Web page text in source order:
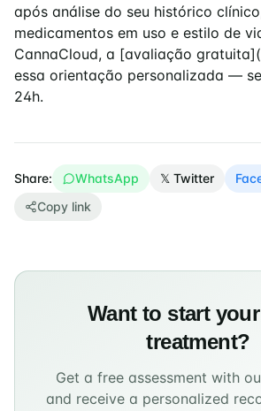
após análise do seu histórico
medicamentos em uso e estilo de
CannaCloud, a [avaliação
essa orientação personalizada —
24h.
Share: WhatsApp 𝕏 Twitter
Copy link
Want to start
treatment?
Get a free assessment with
and receive a personalized